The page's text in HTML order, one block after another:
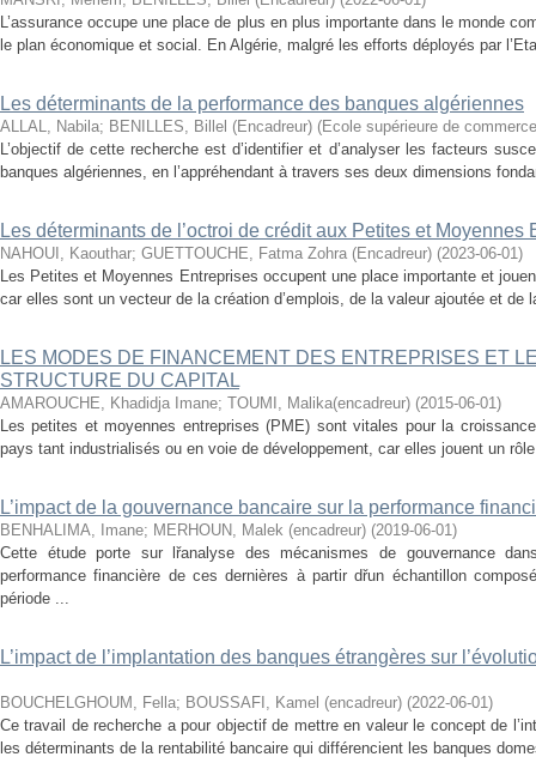
L’assurance occupe une place de plus en plus importante dans le monde
le plan économique et social. En Algérie, malgré les efforts déployés par
Les déterminants de la performance des banques algériennes
ALLAL, Nabila; BENILLES, Billel (Encadreur) (Ecole supérieure de commerce
L’objectif de cette recherche est d’identifier et d’analyser les facteurs
banques algériennes, en l’appréhendant à travers ses deux dimensions
Les déterminants de l’octroi de crédit aux Petites et Moyennes
NAHOUI, Kaouthar; GUETTOUCHE, Fatma Zohra (Encadreur) (2023-06-01)
Les Petites et Moyennes Entreprises occupent une place importante et
car elles sont un vecteur de la création d’emplois, de la valeur ajoutée et de
LES MODES DE FINANCEMENT DES ENTREPRISES ET
STRUCTURE DU CAPITAL
AMAROUCHE, Khadidja Imane; TOUMI, Malika(encadreur) (2015-06-01)
Les petites et moyennes entreprises (PME) sont vitales pour la
pays tant industrialisés ou en voie de développement, car elles jouent un
L’impact de la gouvernance bancaire sur la performance
BENHALIMA, Imane; MERHOUN, Malek (encadreur) (2019-06-01)
Cette étude porte sur lřanalyse des mécanismes de gouvernance
performance financière de ces dernières à partir dřun échantillon
période ...
L’impact de l’implantation des banques étrangères sur
BOUCHELGHOUM, Fella; BOUSSAFI, Kamel (encadreur) (2022-06-01)
Ce travail de recherche a pour objectif de mettre en valeur le concept de
les déterminants de la rentabilité bancaire qui différencient les banques